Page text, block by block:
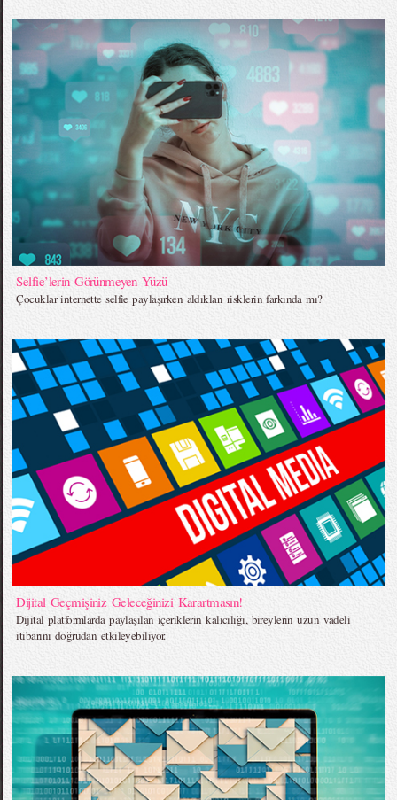
Selfie’lerin Görünmeyen Yüzü
Çocuklar internette selfie paylaşırken aldıkları risklerin farkında mı?
Dijital Geçmişiniz Geleceğinizi Karartmasın!
Dijital platformlarda paylaşılan içeriklerin kalıcılığı, bireylerin uzun vadeli
itibarını doğrudan etkileyebiliyor.